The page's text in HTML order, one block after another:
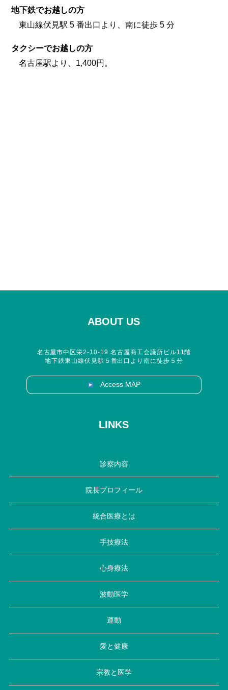
地下鉄でお越しの方
東山線伏見駅 5 番出口より、南に徒歩 5 分
タクシーでお越しの方
名古屋駅より、1,400円。
ABOUT US
名古屋市中区栄2-10-19 名古屋商工会議所ビル11階
地下鉄東山線伏見駅５番出口より南に徒歩５分
Access MAP
LINKS
診察内容
院長プロフィール
統合医療とは
手技療法
心身療法
波動医学
運動
愛と健康
宗教と医学